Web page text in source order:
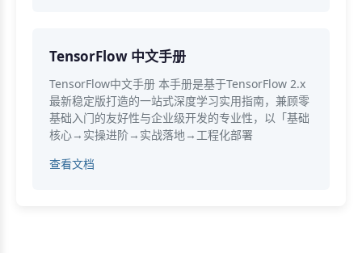
TensorFlow 中文手册
TensorFlow中文手册 本手册是基于TensorFlow 2.x
最新稳定版打造的一站式深度学习实用指南，兼顾零
基础入门的友好性与企业级开发的专业性，以「基础
核心→实操进阶→实战落地→工程化部署
查看文档